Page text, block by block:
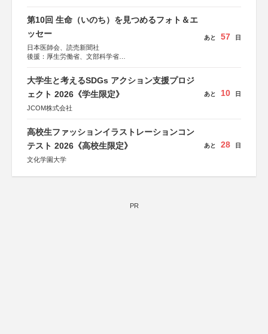
第10回 生命（いのち）を見つめるフォト＆エ
ッセー
日本医師会、読売新聞社
後援：厚生労働省、文部科学省
しん生命保険株式会社
あと 57 日
大学生と考えるSDGs アクション支援プロジ
ェクト 2026《学生限定》
JCOM株式会社
あと 10 日
高校生ファッションイラストレーションコン
テスト 2026《高校生限定》
文化学園大学
あと 28 日
PR